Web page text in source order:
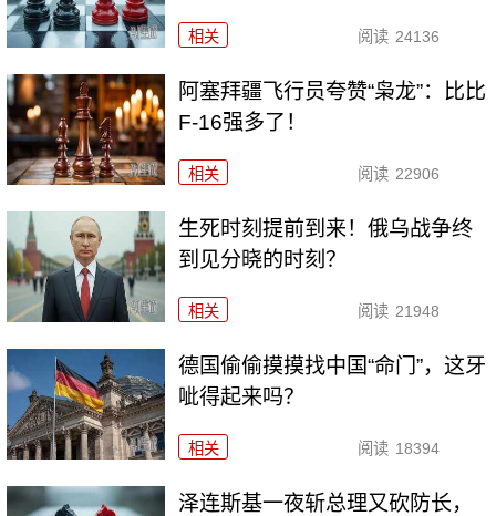
相关 阅读 24136
阿塞拜疆飞行员夸赞“枭龙”：比比
F-16强多了！
相关 阅读 22906
生死时刻提前到来！俄乌战争终
到见分晓的时刻？
相关 阅读 21948
德国偷偷摸摸找中国“命门”，这牙
呲得起来吗？
相关 阅读 18394
泽连斯基一夜斩总理又砍防长，